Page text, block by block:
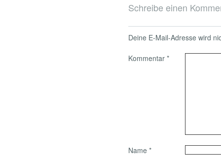
Schreibe einen
Deine E-Mail-Adresse wird
Kommentar *
Name *